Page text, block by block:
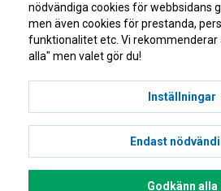
Highlights på
© 2001–2026 Highlights/KR
nödvändiga cookies för webbsidans
men även cookies för prestanda,
funktionalitet etc. Vi rekommenderar
alla" men valet gör du!
Inställningar
Endast
Godkänn alla